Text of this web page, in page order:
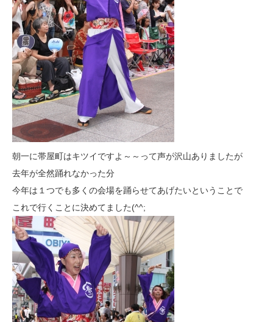
朝一に帯屋町はキツイですよ～～って声が沢山ありましたが
去年が全然踊れなかった分
今年は１つでも多くの会場を踊らせてあげたいということで
これで行くことに決めてました(^^;